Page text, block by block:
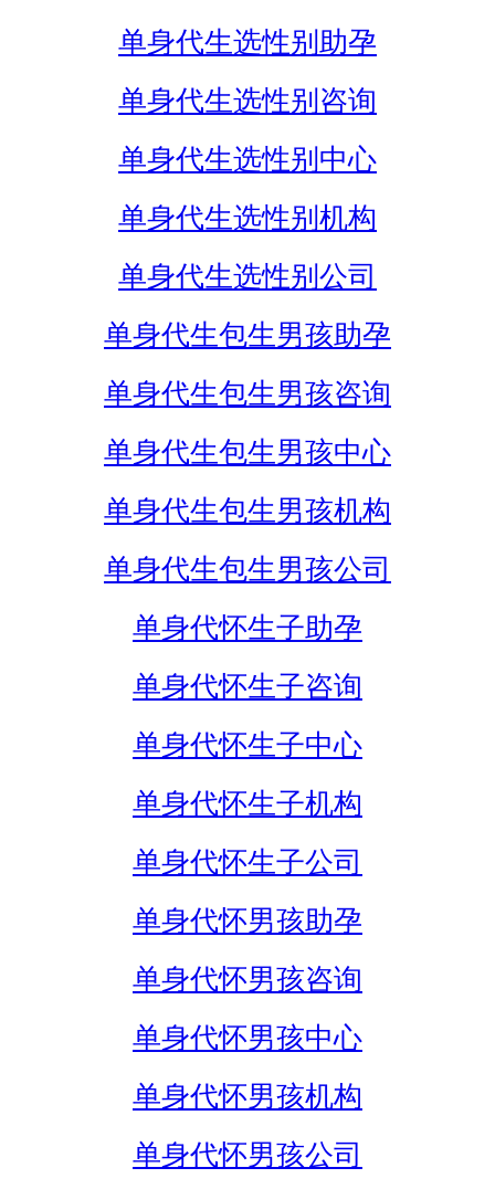
单身代生选性别助孕
单身代生选性别咨询
单身代生选性别中心
单身代生选性别机构
单身代生选性别公司
单身代生包生男孩助孕
单身代生包生男孩咨询
单身代生包生男孩中心
单身代生包生男孩机构
单身代生包生男孩公司
单身代怀生子助孕
单身代怀生子咨询
单身代怀生子中心
单身代怀生子机构
单身代怀生子公司
单身代怀男孩助孕
单身代怀男孩咨询
单身代怀男孩中心
单身代怀男孩机构
单身代怀男孩公司